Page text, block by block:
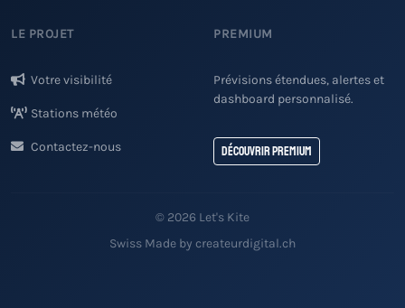
LE PROJET
Votre visibilité
Stations météo
Contactez-nous
PREMIUM
Prévisions étendues, alertes et
dashboard personnalisé.
Découvrir Premium
© 2026 Let's Kite
Swiss Made by createurdigital.ch